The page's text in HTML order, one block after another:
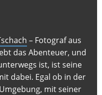
– Fotograf aus
das Abenteuer, und
ist, ist seine
dabei. Egal ob in der
mit seiner